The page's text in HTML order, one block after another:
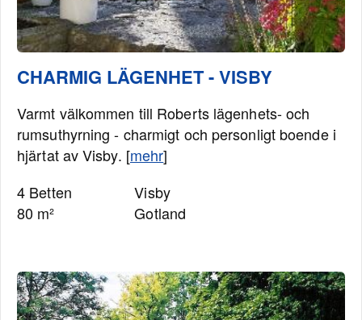
CHARMIG LÄGENHET - VISBY
Varmt välkommen till Roberts lägenhets- och
rumsuthyrning - charmigt och personligt boende i
hjärtat av Visby. [mehr]
4 Betten
80 m²
Visby
Gotland